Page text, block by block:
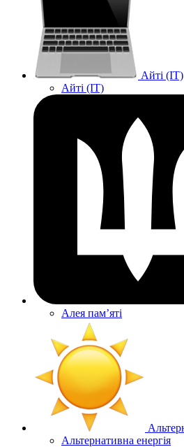
Айті (IT)
Айті (IT)
Алея памʼяті
Альтернативна енергія